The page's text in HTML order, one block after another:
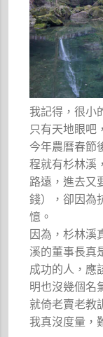
我記得，很小
只有天地眼吧
今年農曆春節
程就有杉林溪
路遠，進去又
錢），卻因為
憶。
因為，杉林溪
溪的董事長真
成功的人，應
明也沒幾個名
就倚老賣老教
我真沒度量，